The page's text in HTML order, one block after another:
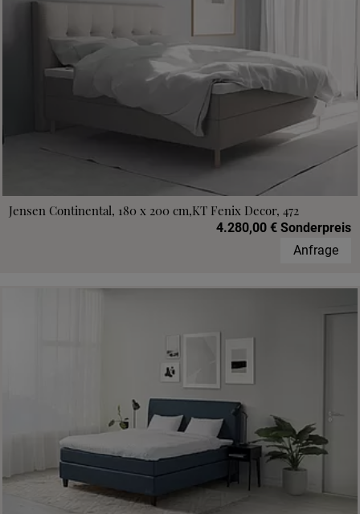
Jensen Continental, 180 x 200 cm,KT Fenix Decor, 472
4.280,00 € Sonderpreis
Anfrage